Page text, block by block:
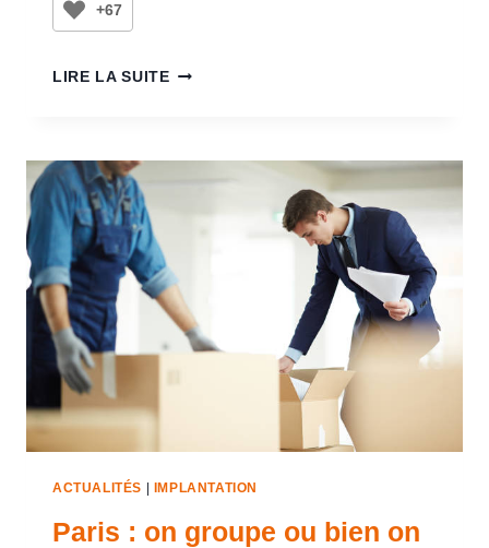
+67
LIRE LA SUITE
ACTUALITÉS | IMPLANTATION
Paris : on groupe ou bien on